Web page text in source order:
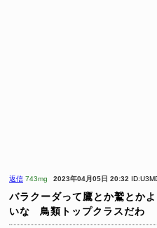
返信 743mg 2023年04月05日 20:32
バラクーダって鷹とか鷲とか
いな 鳥類トップクラスだわ